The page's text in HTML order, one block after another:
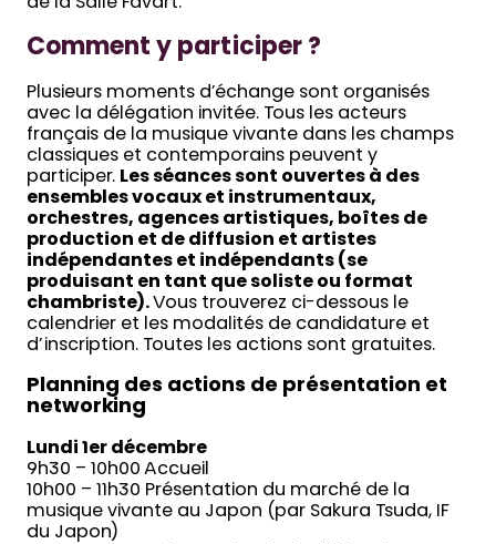
Comment y participer ?
Plusieurs moments d’échange sont organisés
avec la délégation invitée. Tous les acteurs
français de la musique vivante dans les champs
classiques et contemporains peuvent y
participer. Les séances sont ouvertes à des
ensembles vocaux et instrumentaux,
orchestres, agences artistiques, boîtes de
production et de diffusion et artistes
indépendantes et indépendants (se
produisant en tant que soliste ou format
chambriste). Vous trouverez ci-dessous le
calendrier et les modalités de candidature et
d’inscription. Toutes les actions sont gratuites.
Planning des actions de présentation et
networking
Lundi 1er décembre
9h30 – 10h00 Accueil
10h00 – 11h30 Présentation du marché de la
musique vivante au Japon (par Sakura Tsuda, IF
du Japon)